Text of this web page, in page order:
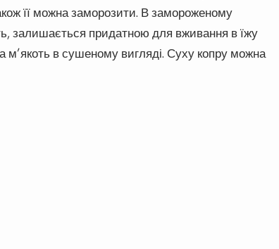
її можна заморозити. В замороженому
залишається придатною для вживання в їжу
м’якоть в сушеному вигляді. Суху копру можна